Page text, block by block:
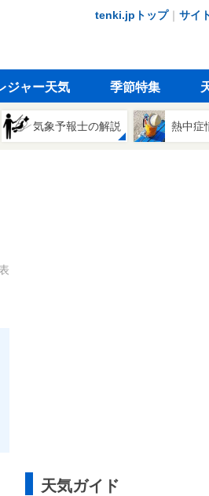
tenki.jpトップ｜ サイ
ジャー天気 季節特集
気象予報士の解説 熱中症
天気ガイド